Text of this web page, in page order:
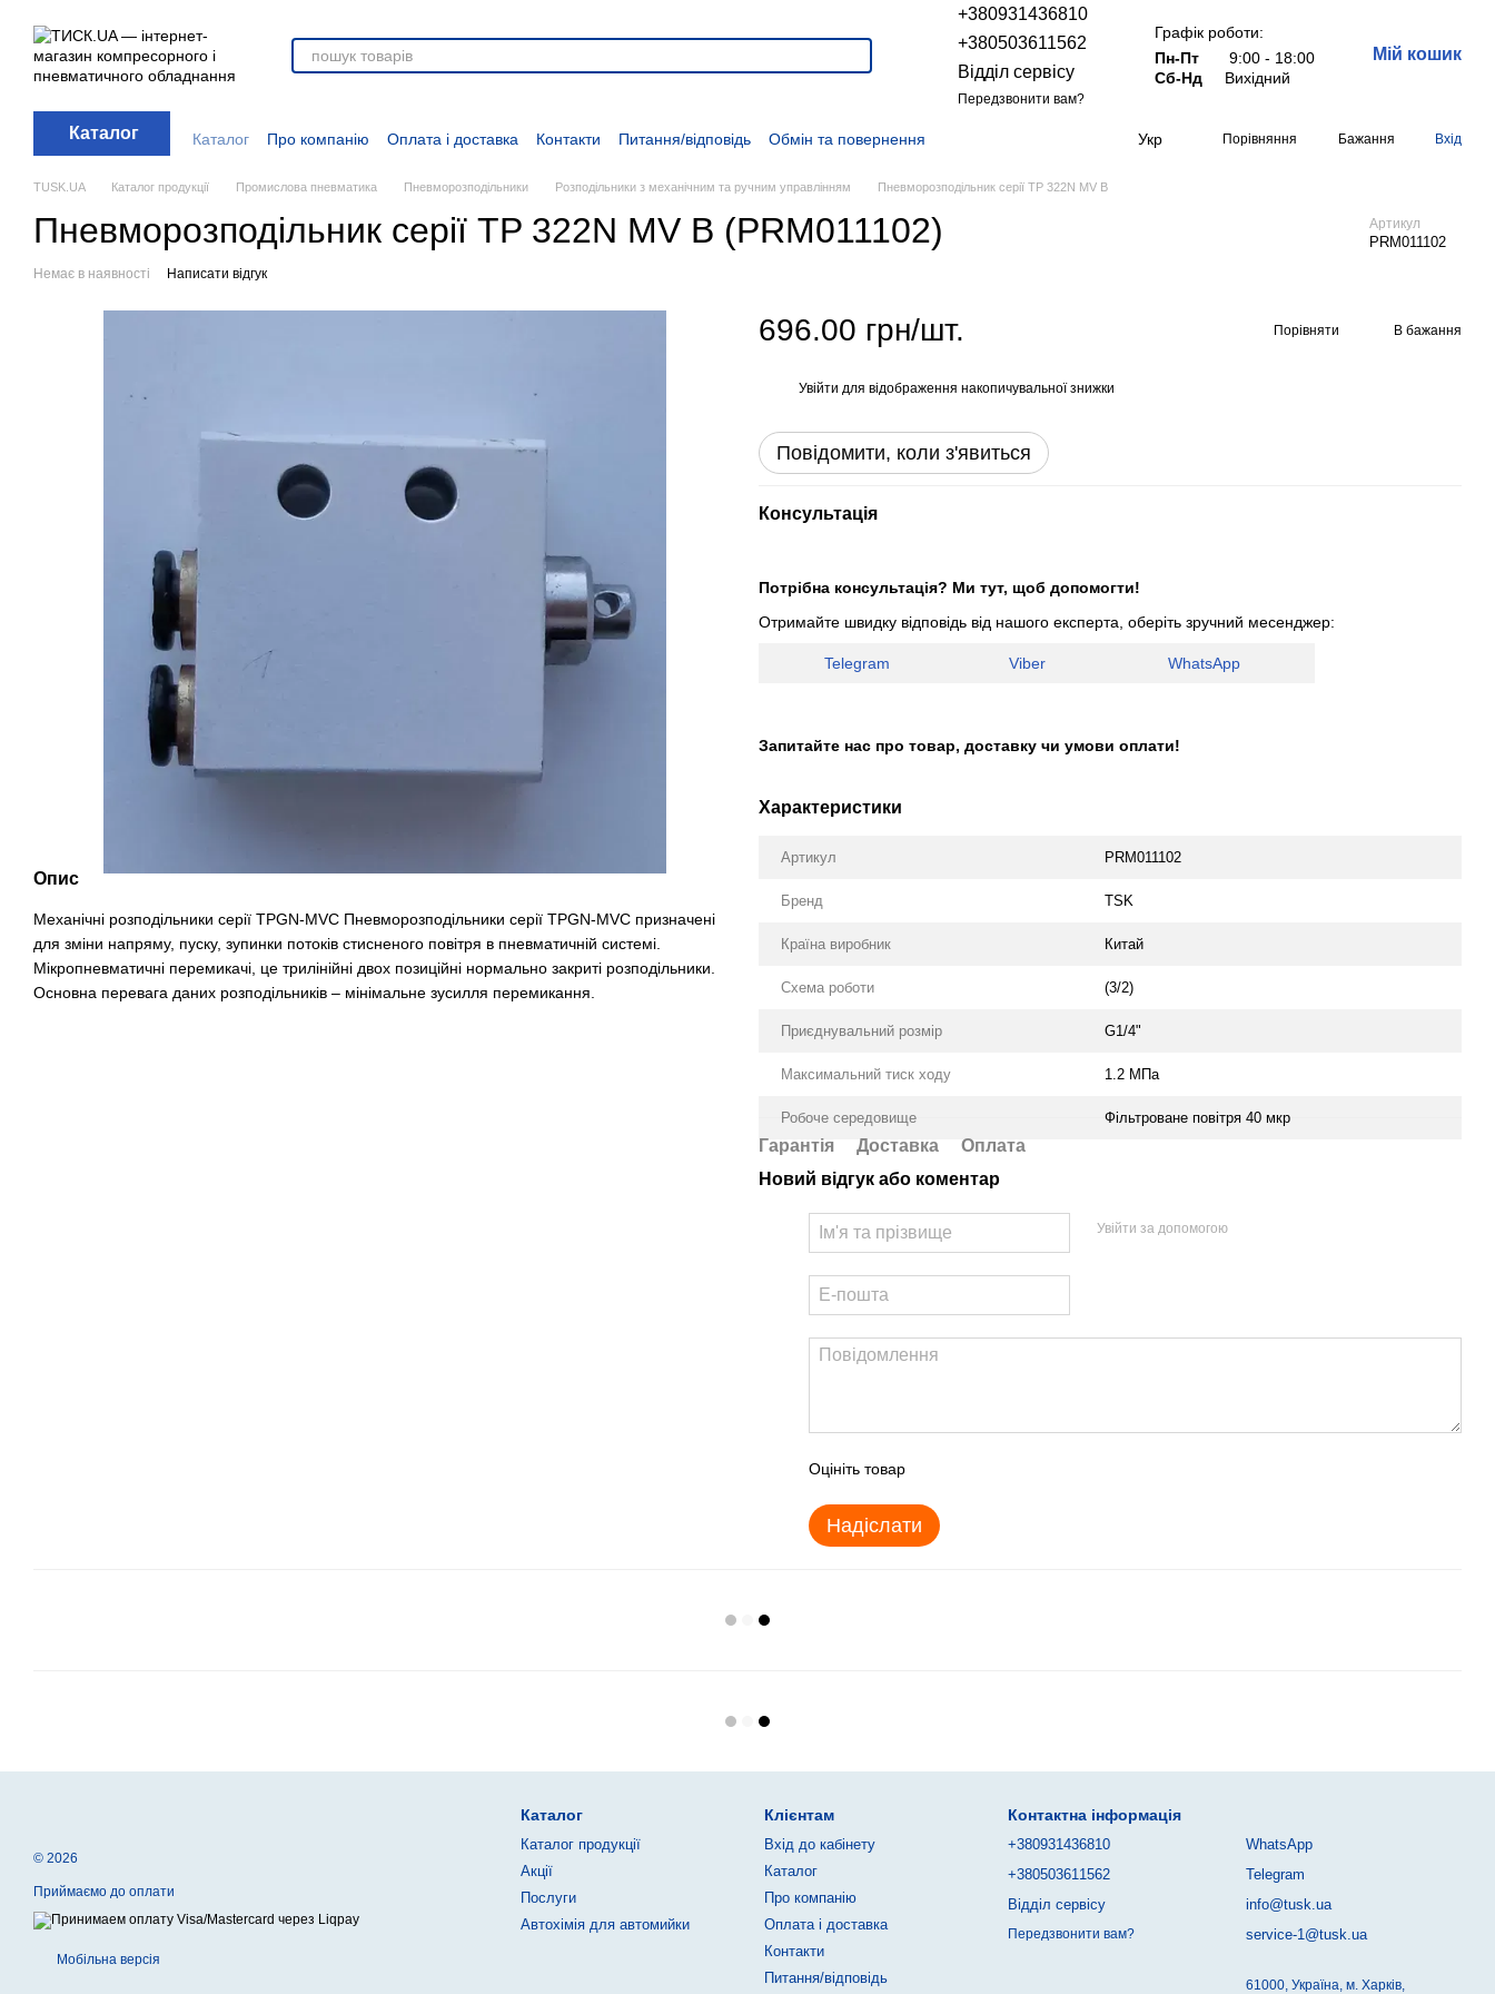
+380931436810
+380503611562
Відділ сервісу
Передзвонити вам?
Графік роботи:
Пн-Пт
9:00 - 18:00
Сб-Нд
Вихідний
Мій кошик
Каталог Каталог Про компанію Оплата і доставка Контакти Питання/відповідь
Обмін та повернення
Вакансії
Додаткові матеріали Блог Політика конфіденційності Договір оферти Розпродаж
Укр Порівняння Бажання Вхід
TUSK.UA Каталог продукції Промислова пневматика Пневморозподільники Розподільники з механічним та ручним управлінням Пневморозподільник серії TP 322N MV B
Пневморозподільник серії TP 322N MV B (PRM011102) Артикул
PRM011102
Немає в наявності Написати відгук
Опис
Механічні розподільники серії TPGN-MVC Пневморозподільники серії TPGN-MVC призначені
для зміни напряму, пуску, зупинки потоків стисненого повітря в пневматичній системі.
Мікропневматичні перемикачі, це трилінійні двох позиційні нормально закриті розподільники.
Основна перевага даних розподільників – мінімальне зусилля перемикання.
696.00 грн/шт. Порівняти В бажання
Увійти для відображення накопичувальної знижки
Повідомити, коли з'явиться
Консультація
Потрібна консультація? Ми тут, щоб допомогти!
Отримайте швидку відповідь від нашого експерта, оберіть зручний месенджер:
Telegram Viber WhatsApp
Запитайте нас про товар, доставку чи умови оплати!
Характеристики
Артикул PRM011102
Бренд TSK
Країна виробник Китай
Схема роботи (3/2)
Приєднувальний розмір G1/4"
Максимальний тиск ходу 1.2 MПа
Робоче середовище Фільтроване повітря 40 мкр
Гарантія Доставка
Оплата
Новий відгук або коментар
Увійти за допомогою
Оцініть товар
Надіслати
© 2026
Приймаємо до оплати
Мобільна версія
Каталог
Каталог продукції
Акції
Послуги
Автохімія для автомийки
Клієнтам
Вхід до кабінету
Каталог
Про компанію
Оплата і доставка
Контакти
Питання/відповідь
Контактна інформація
+380931436810
+380503611562
Відділ сервісу
Передзвонити вам?
WhatsApp
Telegram
info@tusk.ua
service-1@tusk.ua
61000, Україна, м. Харків,